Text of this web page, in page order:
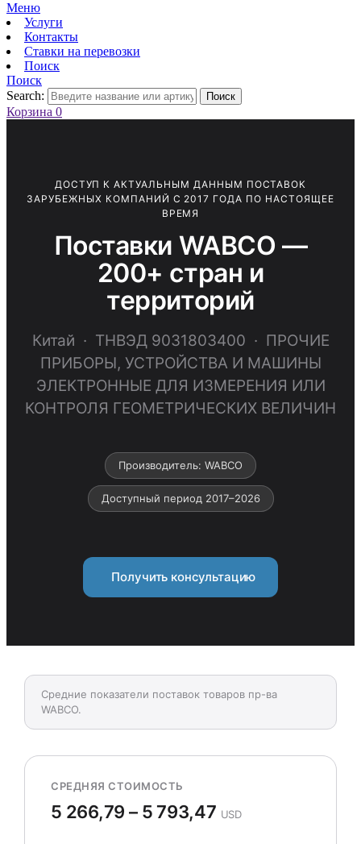
Меню
Услуги
Контакты
Ставки на перевозки
Поиск
Поиск
Search:
Поиск
Корзина 0
ДОСТУП К АКТУАЛЬНЫМ ДАННЫМ ПОСТАВОК
ЗАРУБЕЖНЫХ КОМПАНИЙ С 2017 ГОДА ПО НАСТОЯЩЕЕ
ВРЕМЯ
Поставки WABCO —
200+ стран и
территорий
Китай · ТНВЭД 9031803400 · ПРОЧИЕ
ПРИБОРЫ, УСТРОЙСТВА И МАШИНЫ
ЭЛЕКТРОННЫЕ ДЛЯ ИЗМЕРЕНИЯ ИЛИ
КОНТРОЛЯ ГЕОМЕТРИЧЕСКИХ ВЕЛИЧИН
Производитель: WABCO
Доступный период 2017–2026
Получить консультацию
Средние показатели поставок товаров пр-ва
WABCO.
СРЕДНЯЯ СТОИМОСТЬ
5 266,79 – 5 793,47 USD